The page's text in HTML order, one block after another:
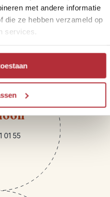
met andere informatie
die ze hebben verzameld op
services.
je vragen?
01 55